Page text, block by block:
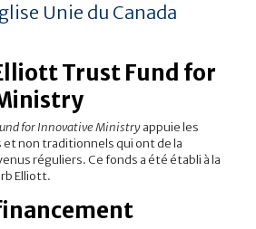
Unie du Canada
Trust Fund for
for Innovative Ministryappuie les
non traditionnels qui ont de la
réguliers. Ce fonds a été établi à la
Elliott.